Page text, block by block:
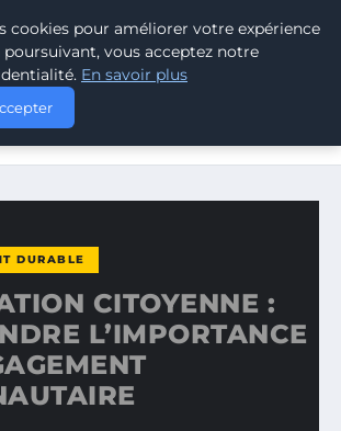
DURABLE
: COMPRENDRE L’IMPORTANCE
DURABLE
CITOYENNE :
L’IMPORTANCE
cookies pour améliorer votre expérience
vous acceptez notre
En savoir plus